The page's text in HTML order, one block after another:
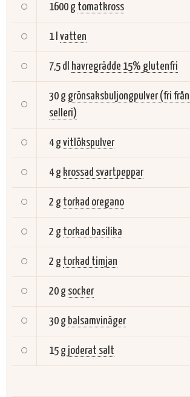
1600 g tomatkross
1 l vatten
7,5 dl havregrädde 15% glutenfri
30 g grönsaksbuljongpulver (fri
selleri)
4 gvitlökspulver
4 g krossad svartpeppar
2 g torkad oregano
2 g torkad basilika
2 g torkad timjan
20 g socker
30 g balsamvinäger
15 g joderat salt